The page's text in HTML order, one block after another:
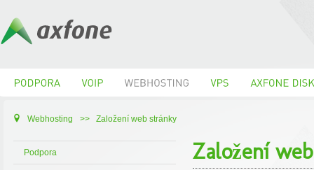
Webhosting >> Založení web stránky
Podpora Založení